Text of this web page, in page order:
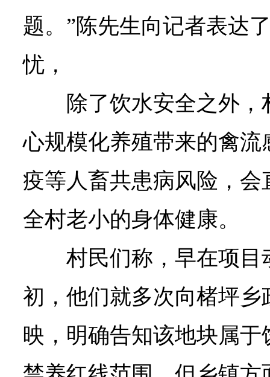
题。”陈先生向记者表达
忧，
除了饮水安全之外，
心规模化养殖带来的禽流
疫等人畜共患病风险，会
全村老小的身体健康。
村民们称，早在项目
初，他们就多次向楮坪乡
映，明确告知该地块属于